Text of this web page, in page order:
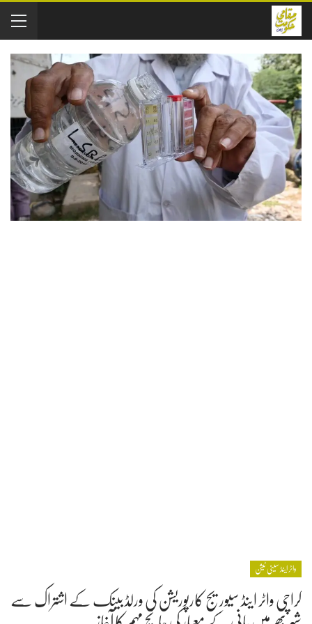
واٹر اینڈ سینی ٹیشن
کراچی واٹر اینڈ سیوریج کارپوریشن کی ورلڈ بینک کے اشتراک سے